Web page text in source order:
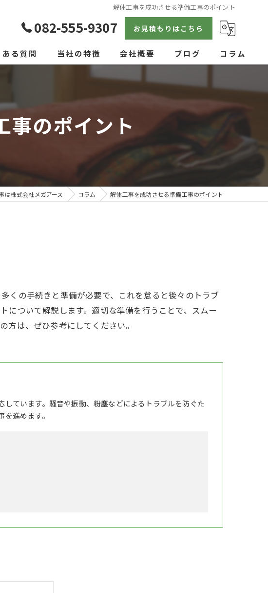
解体工事を成功させる準備工事のポイント
082-555-9307 お見積もりはこちら
ある質問 当社の特徴
見積り
会社概要 ブログ コラム
事のポイント
は株式会社メガアース コラム 解体工事を成功させる準備工事のポイント
くの手続きと準備が必要で、これを怠ると後々のトラブ
について解説します。適切な準備を行うことで、スムー
は、ぜひ参考にしてください。
ています。騒音や振動、粉塵などによるトラブルを防ぐた
進めます。